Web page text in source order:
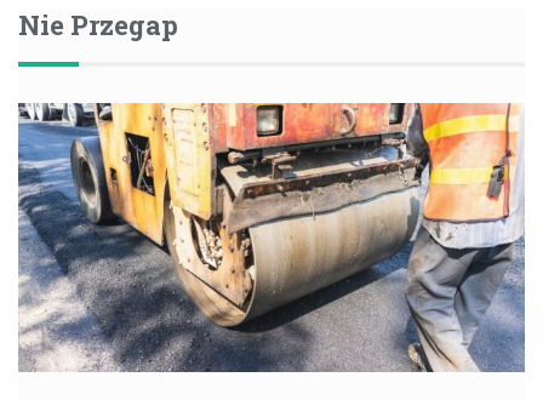
Nie Przegap